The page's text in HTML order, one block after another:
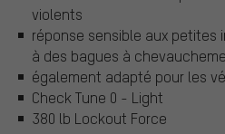
violents
réponse sensible aux petites
à des bagues à
également adapté pour les
Check Tune 0 - Light
380 lb Lockout Force